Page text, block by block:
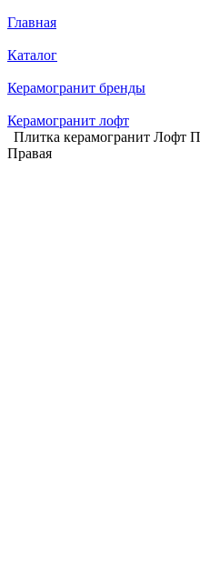
Главная
Каталог
Керамогранит бренды
Керамогранит лофт
Плитка керамогранит Лофт
Правая